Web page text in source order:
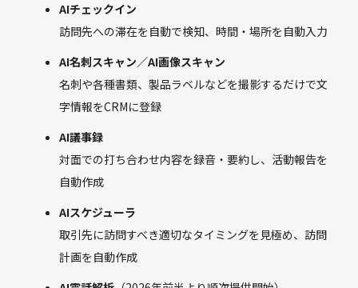
AIチェックイン
訪問先への滞在を自動で検知、時間・場所を自動入力
AI名刺スキャン／AI画像スキャン
名刺や各種書類、製品ラベルなどを撮影するだけで文
字情報をCRMに登録
AI議事録
対面での打ち合わせ内容を録音・要約し、活動報告を
自動作成
AIスケジューラ
取引先に訪問すべき適切なタイミングを見極め、訪問
計画を自動作成